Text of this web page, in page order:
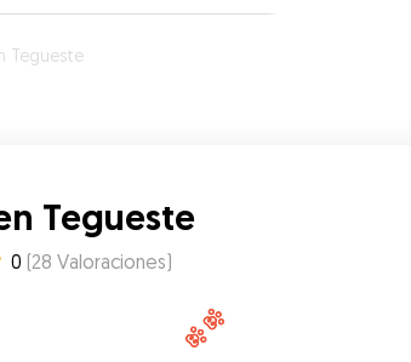
Tegueste
Tegueste
0 (28 Valoraciones)